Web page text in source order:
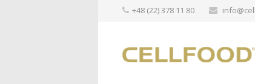
+48 (22) 378 11 80